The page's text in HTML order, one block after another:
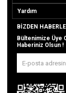
Yardım
BIZDEN
Bültenimize Üye
Haberiniz Olsun !